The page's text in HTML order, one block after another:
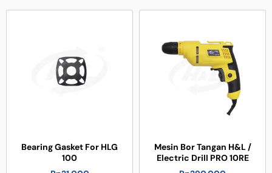
Bearing Gasket For HLG
100
Mesin Bor Tangan H&L /
Electric Drill PRO 10RE